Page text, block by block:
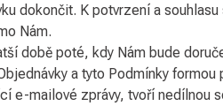
dokončit. K potvrzení a
Nám.
době poté, kdy Nám bude
a tyto Podmínky
e-mailové zprávy, tvoří nedílnou